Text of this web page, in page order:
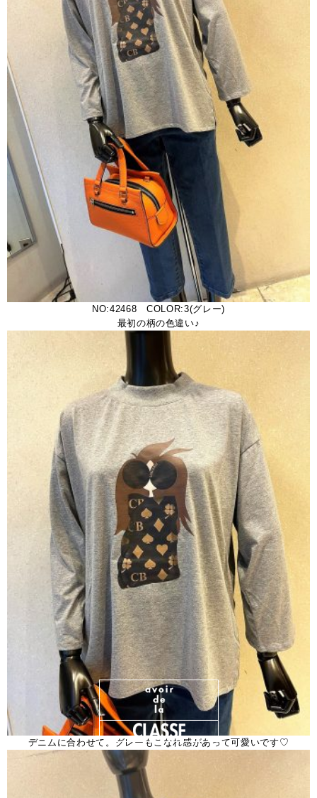
NO:42468 COLOR:3(グレー)
最初の柄の色違い♪
デニムに合わせて。グレーもこなれ感があって可愛いです♡